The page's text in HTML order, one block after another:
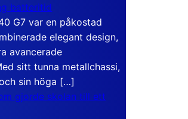
batteritid
G7 var en påkostad
elegant design,
avancerade
sitt tunna metallchassi,
sin höga […]
gjorde skolan till ett